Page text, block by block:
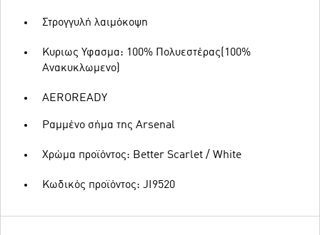
Στρογγυλή λαιμόκοψη
Κυριως Υφασμα: 100% Πολυεστέρας(100%
Ανακυκλωμενο)
AEROREADY
Ραμμένο σήμα της Arsenal
Χρώμα προϊόντος: Better Scarlet / White
Κωδικός προϊόντος: JI9520